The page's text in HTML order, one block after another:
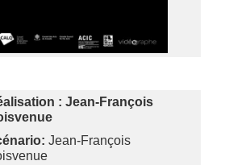
: Jean-François
Jean-François